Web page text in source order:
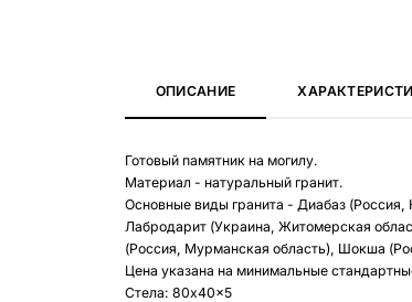
ОПИСАНИЕ
Готовый памятник на могилу.
Материал - натуральный гранит.
Основные виды гранита - Диабаз
Лабродарит (Украина, Житомерская
(Россия, Мурманская область), Шокша
Цена указана на минимальные
Стела: 80x40x5